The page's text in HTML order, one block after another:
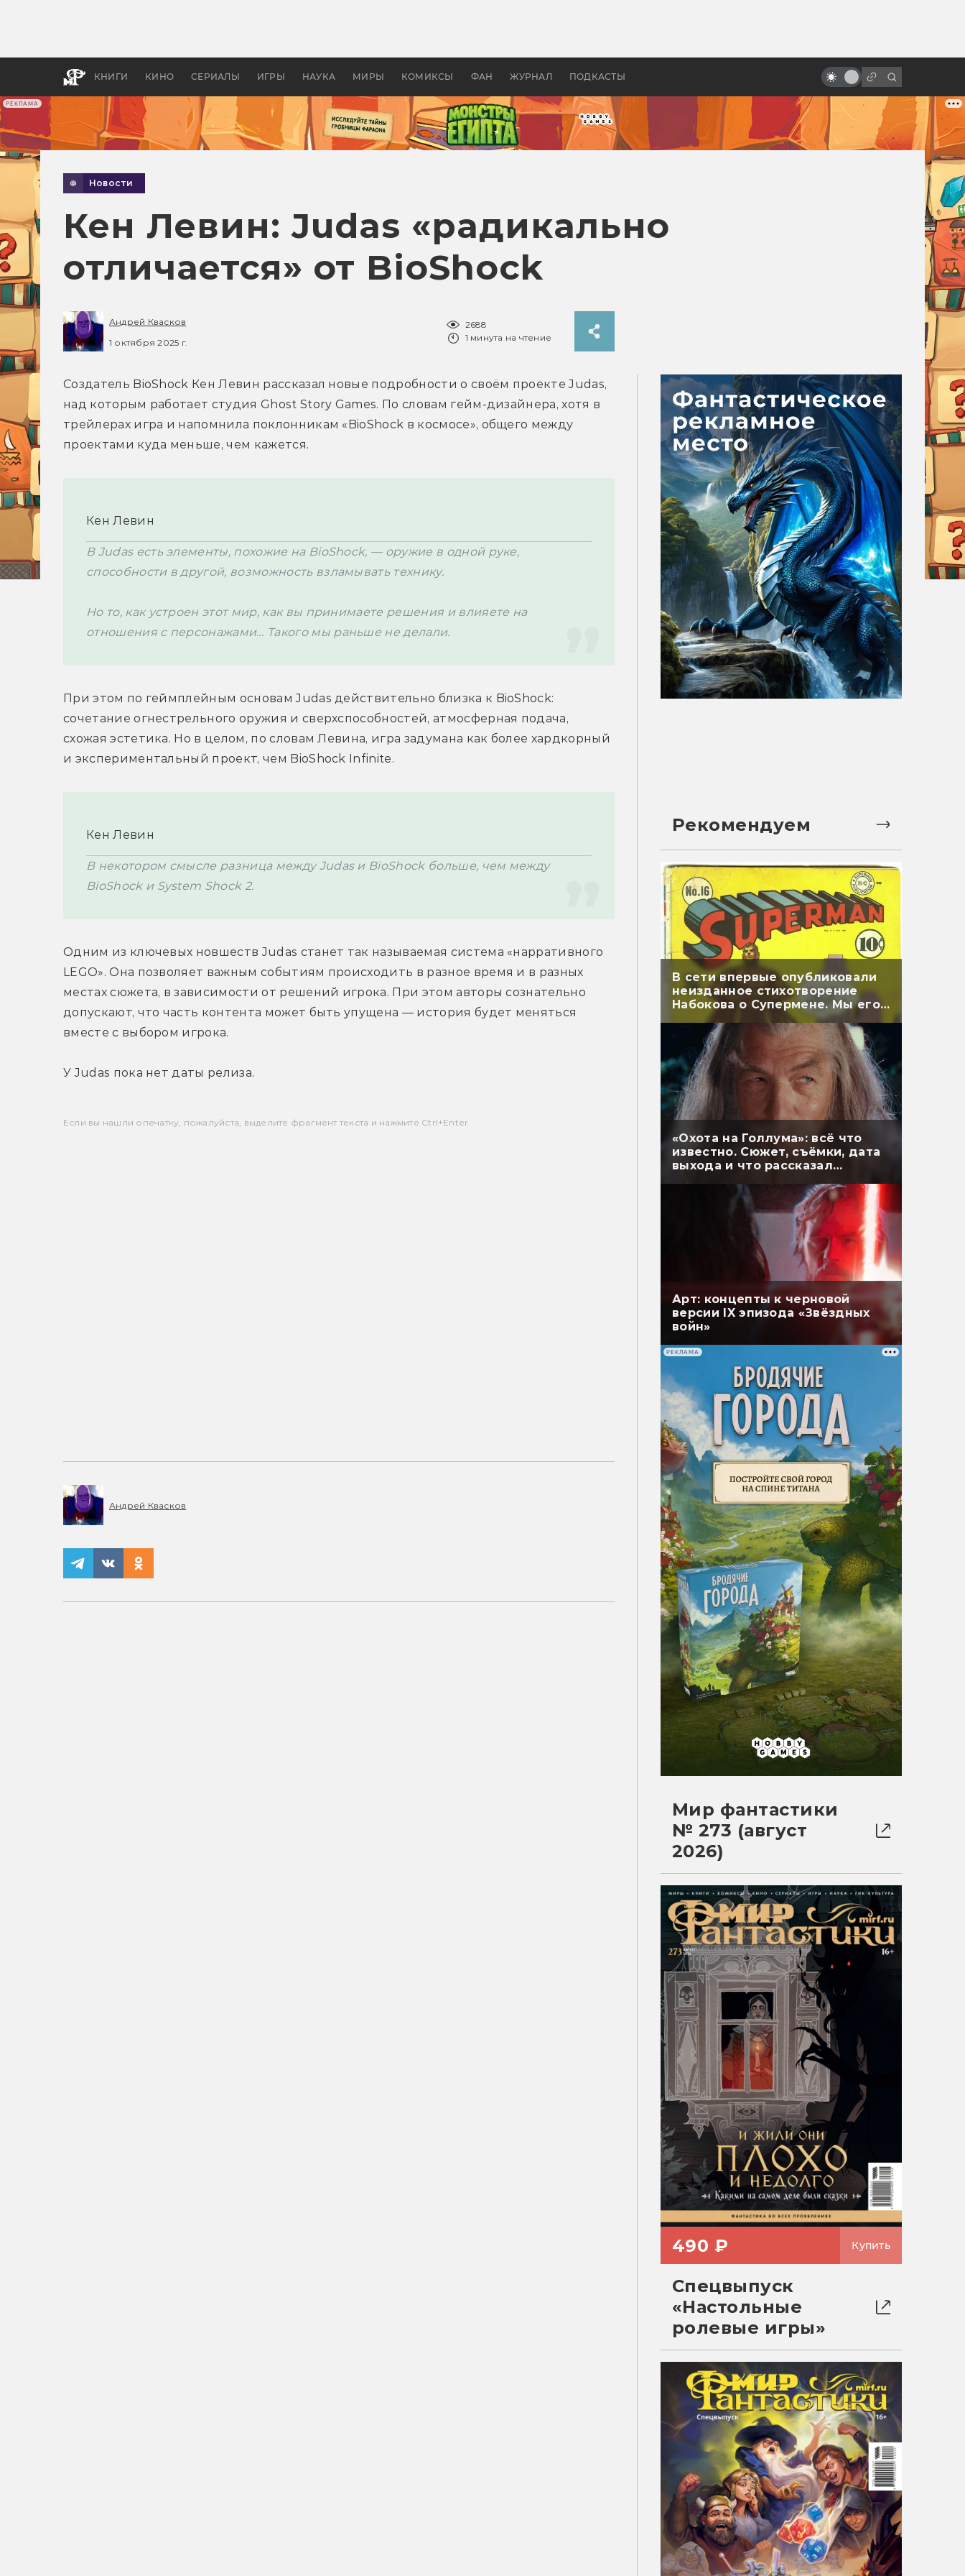
РЕКЛАМА
КНИГИ КИНО СЕРИАЛЫ ИГРЫ НАУКА МИРЫ КОМИКСЫ ФАН ЖУРНАЛ ПОДКАСТЫ
апокалипсис, в России —
бы «Властелина колец»
фэнтези и мистика
Новости
Кен Левин: Judas «радикально
отличается» от BioShock
Андрей Квасков
1 октября 2025 г.
2688
1 минута на чтение
Создатель BioShock Кен Левин рассказал новые подробности о своём проекте Judas,
над которым работает студия Ghost Story Games. По словам гейм-дизайнера, хотя в
трейлерах игра и напомнила поклонникам «BioShock в космосе», общего между
проектами куда меньше, чем кажется.
Кен Левин
В Judas есть элементы, похожие на BioShock, — оружие в одной руке,
способности в другой, возможность взламывать технику.
Но то, как устроен этот мир, как вы принимаете решения и влияете на
отношения с персонажами… Такого мы раньше не делали.
При этом по геймплейным основам Judas действительно близка к BioShock:
сочетание огнестрельного оружия и сверхспособностей, атмосферная подача,
схожая эстетика. Но в целом, по словам Левина, игра задумана как более хардкорный
и экспериментальный проект, чем BioShock Infinite.
Кен Левин
В некотором смысле разница между Judas и BioShock больше, чем между
BioShock и System Shock 2.
Одним из ключевых новшеств Judas станет так называемая система «нарративного
LEGO». Она позволяет важным событиям происходить в разное время и в разных
местах сюжета, в зависимости от решений игрока. При этом авторы сознательно
допускают, что часть контента может быть упущена — история будет меняться
вместе с выбором игрока.
У Judas пока нет даты релиза.
Если вы нашли опечатку, пожалуйста, выделите фрагмент текста и нажмите Ctrl+Enter.
Андрей Квасков
Рекомендуем
В сети впервые опубликовали
неизданное стихотворение
Набокова о Супермене. Мы его
перевели
«Охота на Голлума»: всё что
известно. Сюжет, съёмки, дата
выхода и что рассказал
Арт: концепты к черновой
версии IX эпизода «Звёздных
войн»
РЕКЛАМА
Мир фантастики
№ 273 (август
2026)
490 ₽ Купить
Спецвыпуск
«Настольные
ролевые игры»